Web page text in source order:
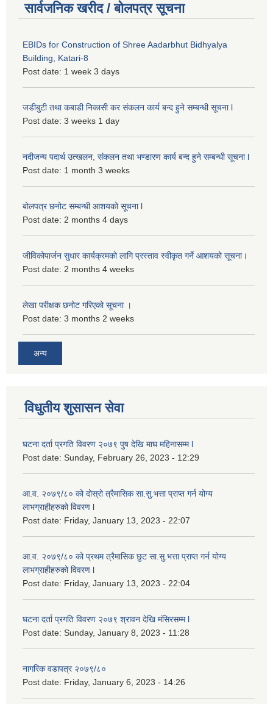
सार्वजनिक खरीद / बोलपत्र सूचना
EBIDs for Construction of Shree Aadarbhut Bidhyalya
Building, Katari-8
Post date: 1 week 3 days
जडीबुटी तथा कबाडी निकासी कर संकलन कार्य बन्द हुने सम्बन्धी सूचना l
Post date: 3 weeks 1 day
नदीजन्य पदार्थ उत्खलन, संकलन तथा भण्डारण कार्य बन्द हुने सम्बन्धी सूचना l
Post date: 1 month 3 weeks
बोलपत्र छनोट सम्बन्धी आशयको सूचना l
Post date: 2 months 4 days
जीविकोपार्जन सुधार कार्यक्रमको लागि प्रस्ताव स्वीकृत गर्ने आशयको सूचना।
Post date: 2 months 4 weeks
लेखा परीक्षक छनोट गरिएको सूचना ।
Post date: 3 months 2 weeks
अन्य
विधुतीय शुसासन सेवा
घटना दर्ता प्रगति विवरण २०७९ पुष देखि माघ महिनासम्म l
Post date: Sunday, February 26, 2023 - 12:29
आ.व. २०७९/८० को दोस्रो त्रैमासिक सा.सु.भ‍त्ता प्राप्त गर्न योग्य
लाभग्राहीहरुको विवरण l
Post date: Friday, January 13, 2023 - 22:07
आ.व. २०७९/८० को प्रथम त्रैमासिक छुट सा.सु.भ‍त्ता प्राप्त गर्न योग्य
लाभग्राहीहरुको विवरण l
Post date: Friday, January 13, 2023 - 22:04
घटना दर्ता प्रगति विवरण २०७९ श्रावन देखि मंसिरसम्म l
Post date: Sunday, January 8, 2023 - 11:28
नागरिक वडापत्र २०७९/८०
Post date: Friday, January 6, 2023 - 14:26